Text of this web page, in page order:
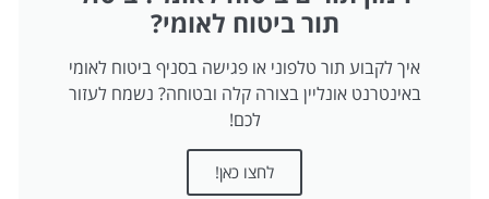
תור ביטוח לאומי?
איך לקבוע תור טלפוני או פגישה בסניף ביטוח לאומי
באינטרנט אונליין בצורה קלה ובטוחה? נשמח לעזור
לכם!
לחצו כאן!